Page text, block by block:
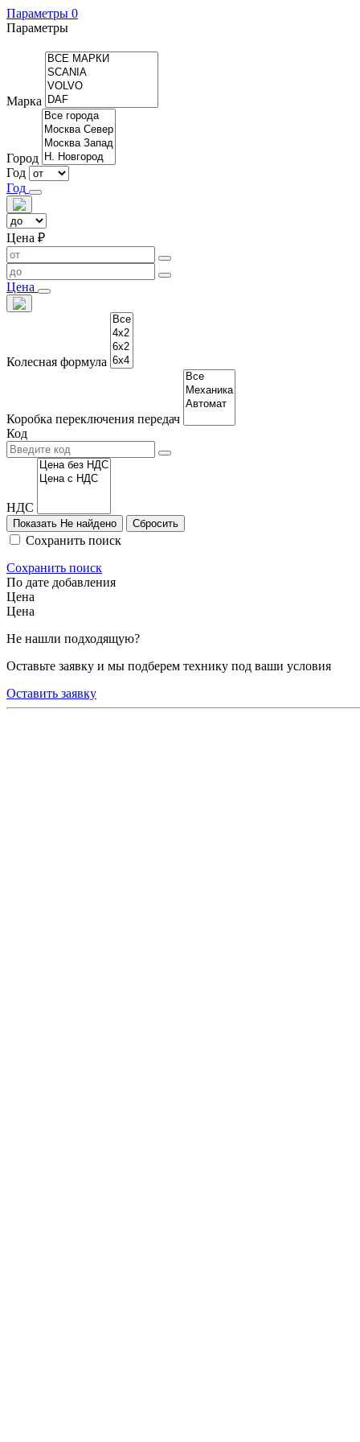
Параметры 0
Параметры
Марка
Город
Год
Год
Цена ₽
Цена
Колесная формула
Коробка переключения передач
Код
НДС
Показать Не найдено
Сохранить поиск
Сохранить поиск
По дате добавления
Цена
Цена
Не нашли подходящую?
Оставьте заявку и мы подберем технику под ваши условия
Оставить заявку